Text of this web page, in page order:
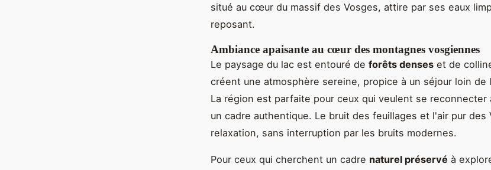
situé au cœur du massif des Vosges, attire par ses eaux
reposant.
Ambiance apaisante au cœur des montagnes vosgiennes
Le paysage du lac est entouré de forêts denses et de
créent une atmosphère sereine, propice à un séjour loin de
La région est parfaite pour ceux qui veulent se reconnecter
un cadre authentique. Le bruit des feuillages et l'air pur des
relaxation, sans interruption par les bruits modernes.
Pour ceux qui cherchent un cadre naturel préservé à